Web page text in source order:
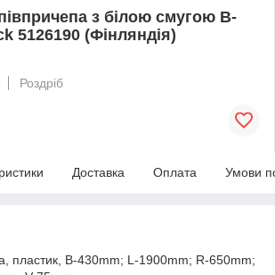
з білою смугою B-
5126190 (Фінляндія)
Роздріб
Доставка Оплата Умови
пластик, B-430mm; L-1900mm; R-650mm;